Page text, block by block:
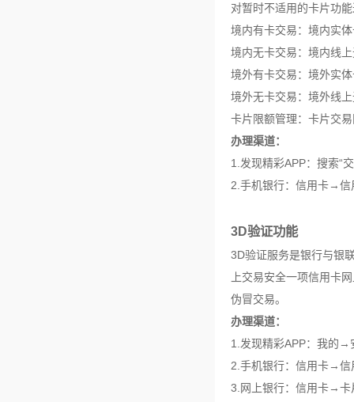
对暂时不适用的卡片功
境内有卡交易：境内实
境内无卡交易：境内线
境外有卡交易：境外实
境外无卡交易：境外线
卡片限额管理：卡片交
办理渠道：
1.发现精彩APP：搜索“
2.手机银行：信用卡→
3D验证功能
3D验证服务是银行与银
上交易安全一项信用卡
伪冒交易。
办理渠道：
1.发现精彩APP：我的
2.手机银行：信用卡→
3.网上银行：信用卡→